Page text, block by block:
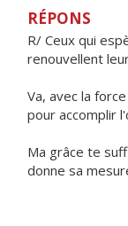
RÉPONS
R/ Ceux qui
renouvellent
Va, avec la
pour accomplir
Ma grâce te
donne sa